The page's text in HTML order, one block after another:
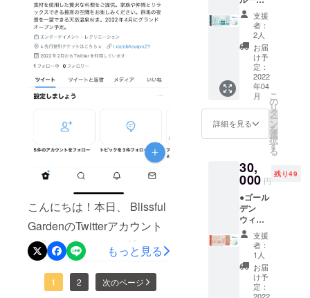
ましたらお気軽にご連絡下
さい⭐︎
こんにちは！本日、 Blissful
GardenのTwitterアカウント
を作りました。まだ始めた
ばかりでわからないことだ
らけなのですが、もしよろ
もっと見る
1 2 次のページ
は「前
日18時
以降の
キャン
セル・
ノー
ショー
100％」
とさせ
だきま
す。 ※
シーズ
ン
(12/24-
1/10、
5/1-
5/7、
8/1-31)
は利用
不可。
限は
【2022
年4月か
ら2023
年3月31
日】ま
でにな
りま
す。 ※
ご予約
は21年3
月頃よ
り受付
いただ
きます
（先着
順）。
※ご予約
時の
キャン
セリポ
リシー
は「前
日18時
以降の
ンシェ
ルジュ
(バト
ラー)付
き。 平
日だけ
でな
く、
金・
土・祝
ご利用
も可
限は
【2023
年3月31
日】ま
でにな
りま
す。 ※
ご予約
は21年3
月頃よ
り受付
を開始
んに
使った
夕食、
朝食付
き。お
飲み物
飲み放
題。温
泉入り
放題で
す。ロ
テリー
付き。
ンシェ
ルジュ
(バト
ラー)付
き。 ※
利用期
限は
【2023
年3月31
メール
◆グラ
ンド
オープ
ン後に
ご宿泊
いただ
ける
「リ
ゾート
宿泊」
価格：2
名
70000
円〜）
です。
地元の
素材を
ふんだ
んに
使った
夕食、
朝食付
ブ付き
【ドー
ムホテ
ル型グ
ランピ
ングリ
ゾート
１泊２
日宿泊
券」人
数追加
チケッ
ト】 ●
ナルモ
バイル
バッテ
リー ●
お礼の
メール
◆3名さ
ま以上
でご宿
泊の場
合、こ
ちらの
支援
者：
2人
お届
け予
定：
2022
年04
月
詳細を見る
こ
の
リ
タ
ー
ン
を
選
択
す
る
30,
000 円
残り49
●ゴール
デン
ウィー
クに宿
泊でき
る権利
※CAMP
FIRE限
定 (繁忙
支援
者：
1人
お届
け予
定：